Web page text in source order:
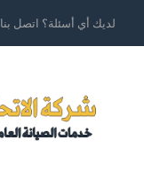
لديك أي أسئلة؟ اتصل بنا